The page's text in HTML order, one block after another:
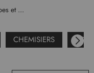
et ...
CHEMISIERS T-